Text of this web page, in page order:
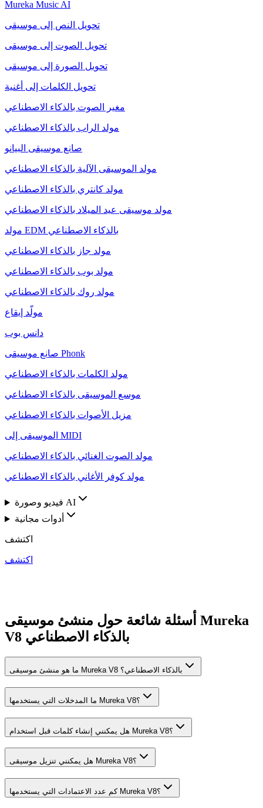
Mureka Music AI
تحويل النص إلى موسيقى
تحويل الصوت إلى موسيقى
تحويل الصورة إلى موسيقى
تحويل الكلمات إلى أغنية
مغير الصوت بالذكاء الاصطناعي
مولد الراب بالذكاء الاصطناعي
صانع موسيقى البيانو
مولد الموسيقى الآلية بالذكاء الاصطناعي
مولد كانتري بالذكاء الاصطناعي
مولد موسيقى عيد الميلاد بالذكاء الاصطناعي
مولد EDM بالذكاء الاصطناعي
مولد جاز بالذكاء الاصطناعي
مولد بوب بالذكاء الاصطناعي
مولد روك بالذكاء الاصطناعي
مولّد إيقاع
دانس بوب
صانع موسيقى Phonk
مولد الكلمات بالذكاء الاصطناعي
موسع الموسيقى بالذكاء الاصطناعي
مزيل الأصوات بالذكاء الاصطناعي
الموسيقى إلى MIDI
مولد الصوت الغنائي بالذكاء الاصطناعي
مولد كوفر الأغاني بالذكاء الاصطناعي
فيديو وصورة AI
أدوات مجانية
اكتشف
اكتشف
أسئلة شائعة حول منشئ موسيقى Mureka
V8 بالذكاء الاصطناعي
ما هو منشئ موسيقى Mureka V8 بالذكاء الاصطناعي؟
ما المدخلات التي يستخدمها Mureka V8؟
هل يمكنني إنشاء كلمات قبل استخدام Mureka V8؟
هل يمكنني تنزيل موسيقى Mureka V8؟
كم عدد الاعتمادات التي يستخدمها Mureka V8؟